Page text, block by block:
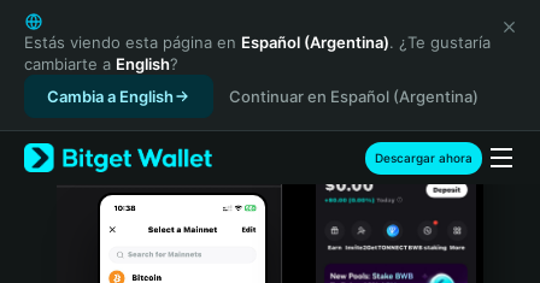
English
日本語
Tiếng Việt
Русский
Español (Latinoamérica)
Türkçe
Italiano
Estás viendo esta página en Español (Argentina). ¿Te gustaría
cambiarte a English?
Cambia a English
Continuar en Español (Argentina)
Descargar ahora